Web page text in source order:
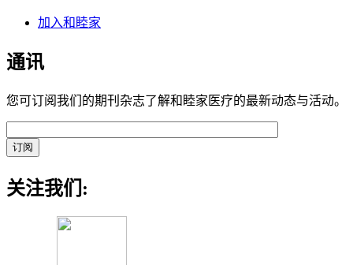
加入和睦家
通讯
您可订阅我们的期刊杂志了解和睦家医疗的最新动态与活动。
关注我们: